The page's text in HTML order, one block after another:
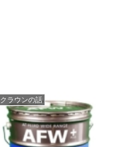
ラウンの話